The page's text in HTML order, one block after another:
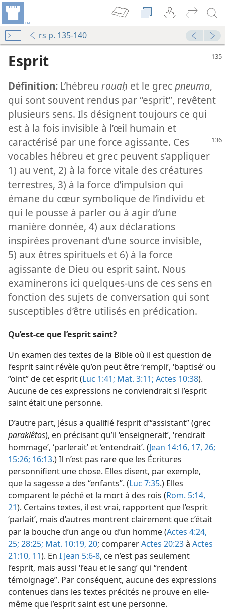
rs p. 135-140
Esprit
Définition: L’hébreu rouaḥ et le grecpneuma,
qui sont souvent rendus par “esprit”, revêtent
plusieurs sens. Ils désignent toujours ce qui
est à la fois invisible à l’œil humain et
caractérisé par une force agissante. Ces
vocables hébreu et grec peuvent s’appliquer
1) au vent, 2) à la force vitale des créatures
terrestres, 3) à la force d’impulsion qui
émane du cœur symbolique de l’individu et
qui le pousse à parler ou à agir d’une
manière donnée, 4) aux déclarations
inspirées provenant d’une source invisible,
5) aux êtres spirituels et 6) à la force
agissante de Dieu ou esprit saint. Nous
examinerons ici quelques-uns de ces sens en
fonction des sujets de conversation qui sont
susceptibles d’être utilisés en prédication.
Qu’est-​ce que l’esprit saint?
Un examen des textes de la Bible où il est question de
l’esprit saint révèle qu’on peut être ‘rempli’, ‘baptisé’ ou
“oint” de cet esprit (Luc 1:41; Mat. 3:11; Actes 10:38).
Aucune de ces expressions ne conviendrait si l’esprit
saint était une personne.
D’autre part, Jésus a qualifié l’esprit d’“assistant” (grec
paraklêtos), en précisant qu’il ‘enseignerait’, ‘rendrait
hommage’, ‘parlerait’ et ‘entendrait’. (Jean 14:16, 17, 26;
15:26; 16:13.) Il n’est pas rare que les Écritures
personnifient une chose. Elles disent, par exemple,
que la sagesse a des “enfants”. (Luc 7:35.) Elles
comparent le péché et la mort à des rois (Rom. 5:14,
21). Certains textes, il est vrai, rapportent que l’esprit
‘parlait’, mais d’autres montrent clairement que c’était
par la bouche d’un ange ou d’un homme (Actes 4:24,
25; 28:25; Mat. 10:19, 20; comparerActes 20:23à Actes
21:10, 11). En I Jean 5:6-8, ce n’est pas seulement
l’esprit, mais aussi ‘l’eau et le sang’ qui “rendent
témoignage”. Par conséquent, aucune des expressions
contenues dans les textes précités ne prouve en elle-​
même que l’esprit saint est une personne.